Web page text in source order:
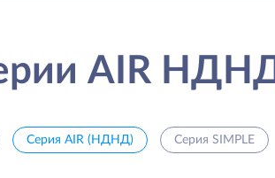
AIR
Серия AIR (НДНД) Серия SIMPLE